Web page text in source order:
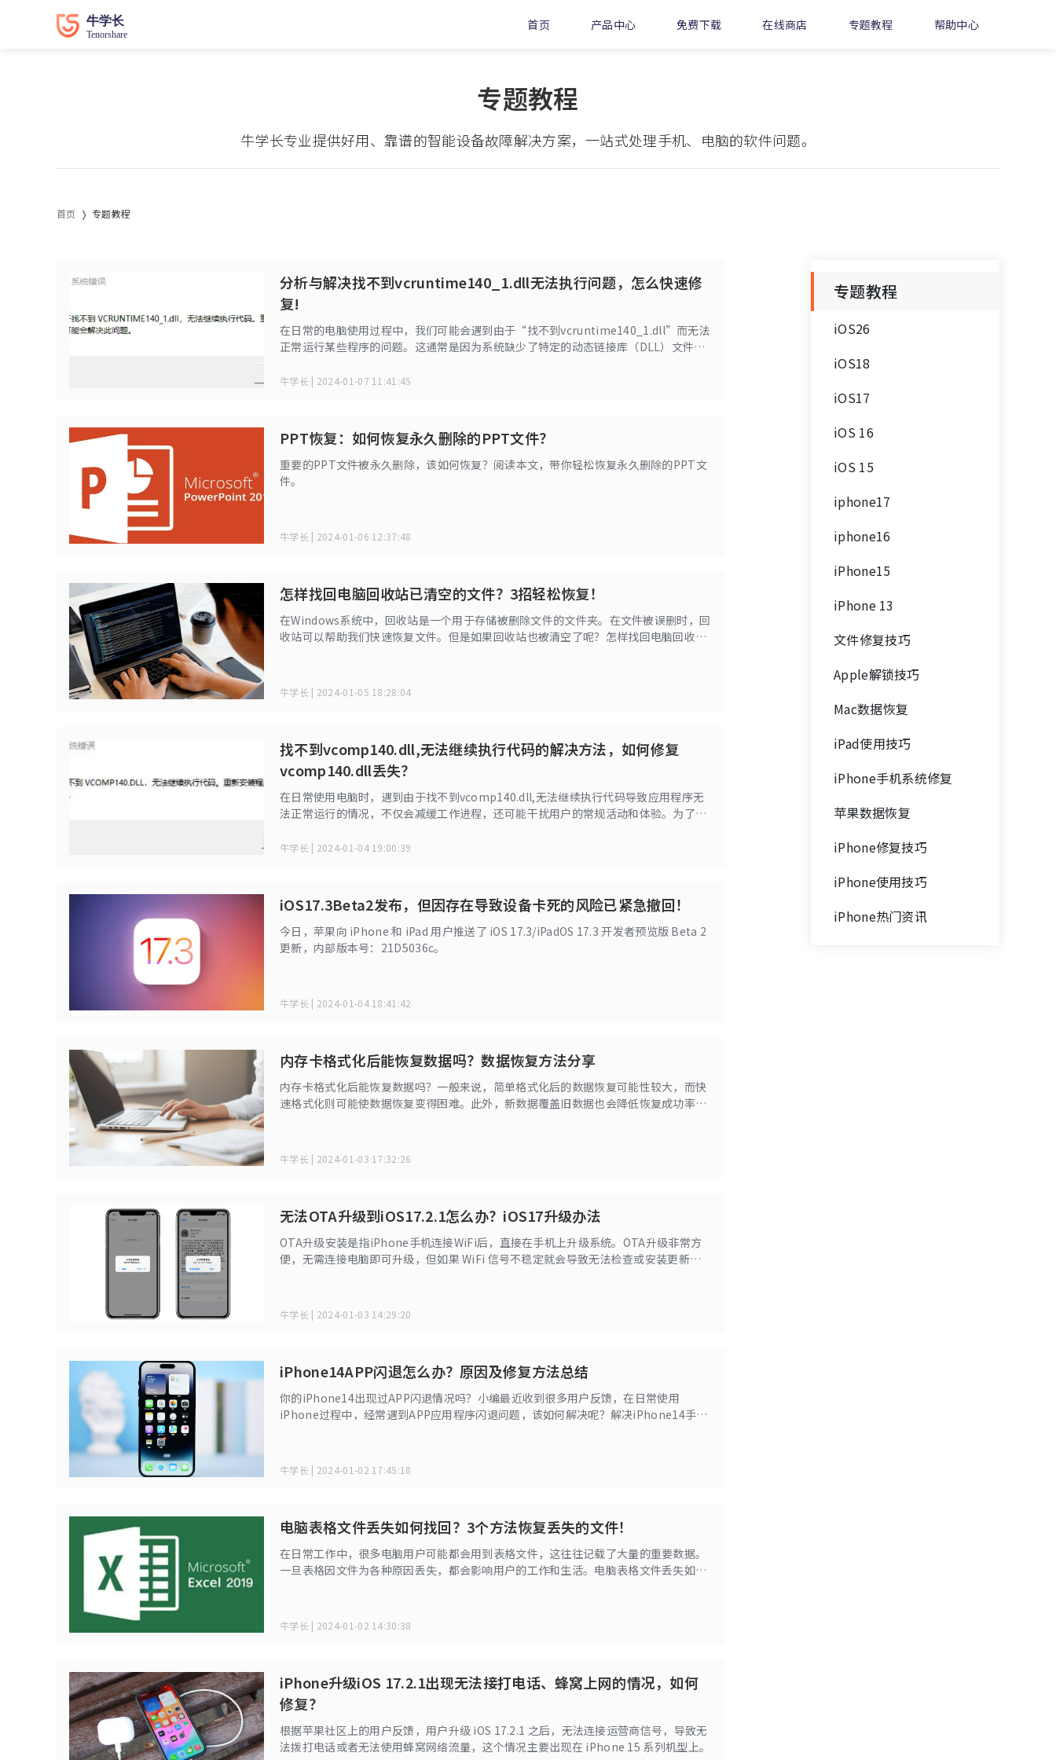
首页 产品中心 免费下载 在线商店 专题教程 帮助中心
专题教程
牛学长专业提供好用、靠谱的智能设备故障解决方案，一站式处理手机、电脑的软件问题。
首页 专题教程
分析与解决找不到vcruntime140_1.dll无法执行问题，怎么快速修
复!
在日常的电脑使用过程中，我们可能会遇到由于“找不到vcruntime140_1.dll”而无法
正常运行某些程序的问题。这通常是因为系统缺少了特定的动态链接库（DLL）文件。
用，以及了解找不到vcruntime140_1.dll无法执行的多种解决方法。
牛学长 | 2024-01-07 11:41:45
PPT恢复：如何恢复永久删除的PPT文件？
重要的PPT文件被永久删除，该如何恢复？阅读本文，带你轻松恢复永久删除的PPT文
件。
牛学长 | 2024-01-06 12:37:48
怎样找回电脑回收站已清空的文件？3招轻松恢复！
在Windows系统中，回收站是一个用于存储被删除文件的文件夹。在文件被误删时，回
收站可以帮助我们快速恢复文件。但是如果回收站也被清空了呢？怎样找回电脑回收站
牛学长 | 2024-01-05 18:28:04
找不到vcomp140.dll,无法继续执行代码的解决方法，如何修复
vcomp140.dll丢失？
在日常使用电脑时，遇到由于找不到vcomp140.dll,无法继续执行代码导致应用程序无
法正常运行的情况，不仅会减缓工作进程，还可能干扰用户的常规活动和体验。为了帮
整套可行的vcomp140.dll丢失解决方案。
牛学长 | 2024-01-04 19:00:39
iOS17.3Beta2发布，但因存在导致设备卡死的风险已紧急撤回！
今日，苹果向 iPhone 和 iPad 用户推送了 iOS 17.3/iPadOS 17.3 开发者预览版 Beta 2
更新，内部版本号：21D5036c。
牛学长 | 2024-01-04 18:41:42
内存卡格式化后能恢复数据吗？数据恢复方法分享
内存卡格式化后能恢复数据吗？一般来说，简单格式化后的数据恢复可能性较大，而快
速格式化则可能使数据恢复变得困难。此外，新数据覆盖旧数据也会降低恢复成功率。
牛学长 | 2024-01-03 17:32:26
无法OTA升级到iOS17.2.1怎么办？iOS17升级办法
OTA升级安装是指iPhone手机连接WiFi后，直接在手机上升级系统。OTA升级非常方
便，无需连接电脑即可升级，但如果 WiFi 信号不稳定就会导致无法检查或安装更新，
牛学长 | 2024-01-03 14:29:20
iPhone14APP闪退怎么办？原因及修复方法总结
你的iPhone14出现过APP闪退情况吗？小编最近收到很多用户反馈，在日常使用
iPhone过程中，经常遇到APP应用程序闪退问题，该如何解决呢？解决iPhone14手机
牛学长 | 2024-01-02 17:45:18
电脑表格文件丢失如何找回？3个方法恢复丢失的文件！
在日常工作中，很多电脑用户可能都会用到表格文件，这往往记载了大量的重要数据。
一旦表格因文件为各种原因丢失，都会影响用户的工作和生活。电脑表格文件丢失如何
牛学长 | 2024-01-02 14:30:38
iPhone升级iOS 17.2.1出现无法接打电话、蜂窝上网的情况，如何
修复？
根据苹果社区上的用户反馈，用户升级 iOS 17.2.1 之后，无法连接运营商信号，导致无
法拨打电话或者无法使用蜂窝网络流量，这个情况主要出现在 iPhone 15 系列机型上。
专题教程
iOS26
iOS18
iOS17
iOS 16
iOS 15
iphone17
iphone16
iPhone15
iPhone 13
文件修复技巧
Apple解锁技巧
Mac数据恢复
iPad使用技巧
iPhone手机系统修复
苹果数据恢复
iPhone修复技巧
iPhone使用技巧
iPhone热门资讯